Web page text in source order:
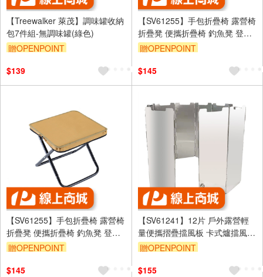
【Treewalker 萊茂】調味罐收納
包7件組-無調味罐(綠色)
贈OPENPOINT
$139
【SV61255】手包折疊椅 露營椅
折疊凳 便攜折疊椅 釣魚凳 登山
椅 口袋折疊椅 筆袋折疊椅 排隊
贈OPENPOINT
$145
【SV61255】手包折疊椅 露營椅
折疊凳 便攜折疊椅 釣魚凳 登山
椅 口袋折疊椅 筆袋折疊椅 排隊
贈OPENPOINT
$145
【SV61241】12片 戶外露營輕
量便攜摺疊擋風板 卡式爐擋風
防風 擋火 戶外野餐登山 附收納
贈OPENPOINT
$155